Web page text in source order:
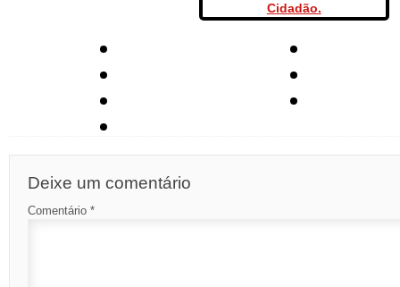
Deixe um comentário
Comentário *